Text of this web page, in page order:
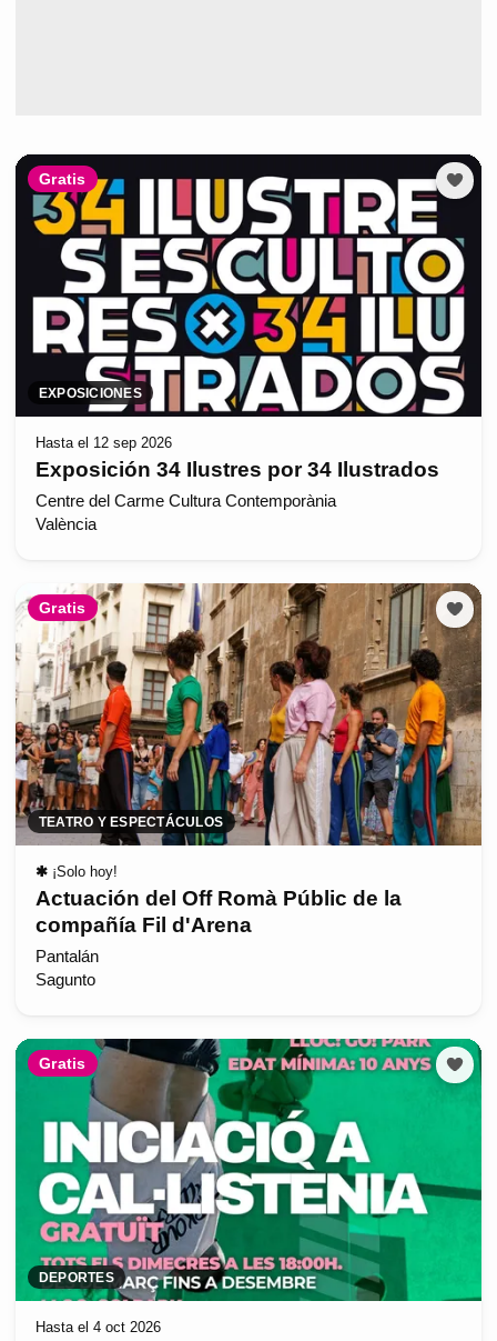
Gratis
EXPOSICIONES
Hasta el 12 sep 2026
Exposición 34 Ilustres por 34 Ilustrados
Centre del Carme Cultura Contemporània
València
Gratis
TEATRO Y ESPECTÁCULOS
✱ ¡Solo hoy!
Actuación del Off Romà Públic de la
compañía Fil d'Arena
Pantalán
Sagunto
Gratis
DEPORTES
Hasta el 4 oct 2026